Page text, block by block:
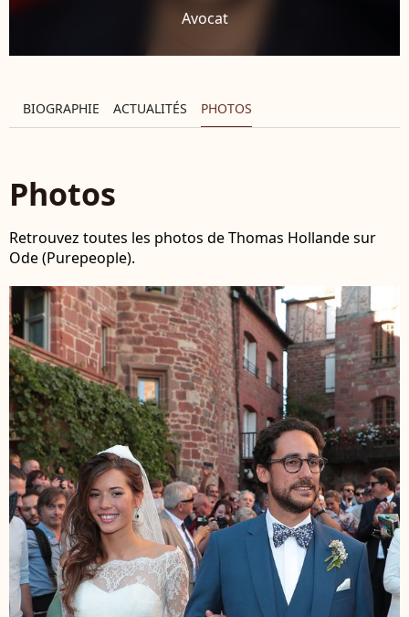
Avocat
BIOGRAPHIE ACTUALITÉS PHOTOS
Photos
Retrouvez toutes les photos de Thomas Hollande sur
Ode (Purepeople).